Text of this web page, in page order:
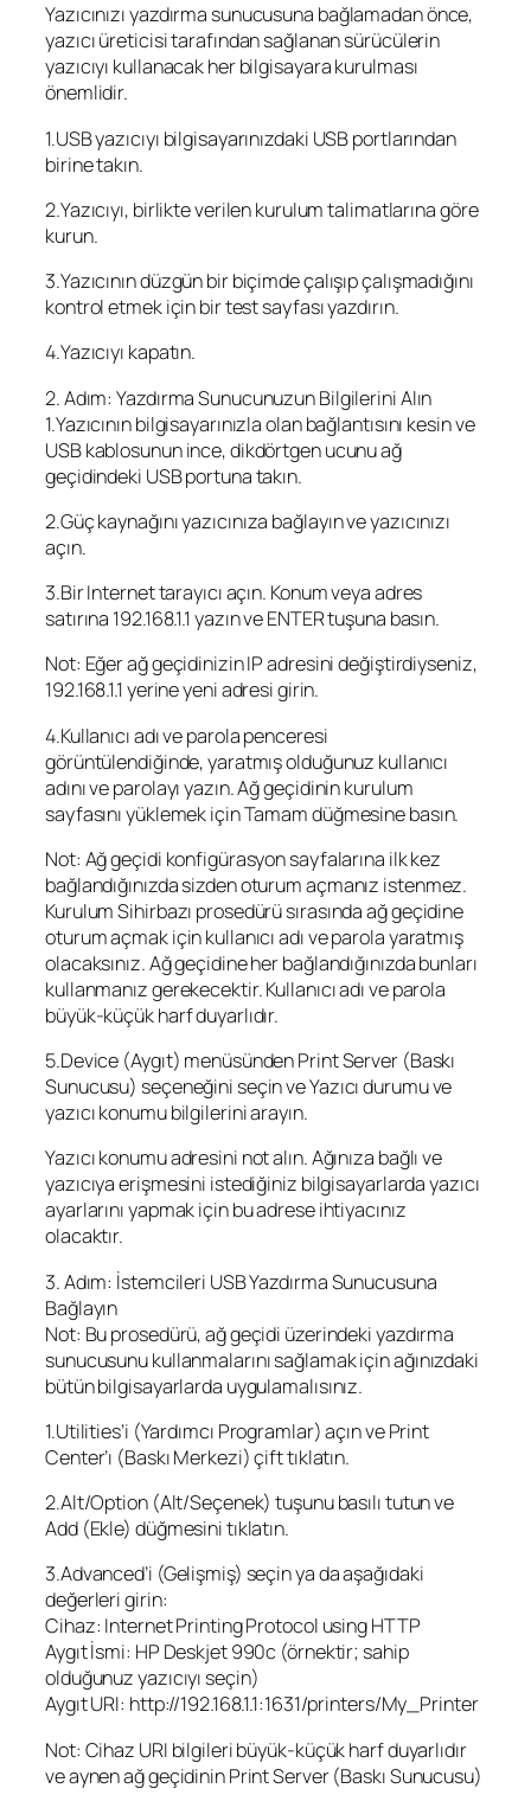
Yazıcınızı yazdırma sunucusuna bağlamadan önce,
yazıcı üreticisi tarafından sağlanan sürücülerin
yazıcıyı kullanacak her bilgisayara kurulması
önemlidir.
1.USB yazıcıyı bilgisayarınızdaki USB portlarından
birine takın.
2.Yazıcıyı, birlikte verilen kurulum talimatlarına göre
kurun.
3.Yazıcının düzgün bir biçimde çalışıp çalışmadığını
kontrol etmek için bir test sayfası yazdırın.
4.Yazıcıyı kapatın.
2. Adım: Yazdırma Sunucunuzun Bilgilerini Alın
1.Yazıcının bilgisayarınızla olan bağlantısını kesin ve
USB kablosunun ince, dikdörtgen ucunu ağ
geçidindeki USB portuna takın.
2.Güç kaynağını yazıcınıza bağlayın ve yazıcınızı
açın.
3.Bir Internet tarayıcı açın. Konum veya adres
satırına 192.168.1.1 yazın ve ENTER tuşuna basın.
Not: Eğer ağ geçidinizin IP adresini değiştirdiyseniz,
192.168.1.1 yerine yeni adresi girin.
4.Kullanıcı adı ve parola penceresi
görüntülendiğinde, yaratmış olduğunuz kullanıcı
adını ve parolayı yazın. Ağ geçidinin kurulum
sayfasını yüklemek için Tamam düğmesine basın.
Not: Ağ geçidi konfigürasyon sayfalarına ilk kez
bağlandığınızda sizden oturum açmanız istenmez.
Kurulum Sihirbazı prosedürü sırasında ağ geçidine
oturum açmak için kullanıcı adı ve parola yaratmış
olacaksınız. Ağ geçidine her bağlandığınızda bunları
kullanmanız gerekecektir. Kullanıcı adı ve parola
büyük-küçük harf duyarlıdır.
5.Device (Aygıt) menüsünden Print Server (Baskı
Sunucusu) seçeneğini seçin ve Yazıcı durumu ve
yazıcı konumu bilgilerini arayın.
Yazıcı konumu adresini not alın. Ağınıza bağlı ve
yazıcıya erişmesini istediğiniz bilgisayarlarda yazıcı
ayarlarını yapmak için bu adrese ihtiyacınız
olacaktır.
3. Adım: İstemcileri USB Yazdırma Sunucusuna
Bağlayın
Not: Bu prosedürü, ağ geçidi üzerindeki yazdırma
sunucusunu kullanmalarını sağlamak için ağınızdaki
bütün bilgisayarlarda uygulamalısınız.
1.Utilities’i (Yardımcı Programlar) açın ve Print
Center’ı (Baskı Merkezi) çift tıklatın.
2.Alt/Option (Alt/Seçenek) tuşunu basılı tutun ve
Add (Ekle) düğmesini tıklatın.
3.Advanced’i (Gelişmiş) seçin ya da aşağıdaki
değerleri girin:
Cihaz: Internet Printing Protocol using HTTP
Aygıt İsmi: HP Deskjet 990c (örnektir; sahip
olduğunuz yazıcıyı seçin)
Aygıt URI: http://192.168.1.1:1631/printers/My_Printer
Not: Cihaz URI bilgileri büyük-küçük harf duyarlıdır
ve aynen ağ geçidinin Print Server (Baskı Sunucusu)